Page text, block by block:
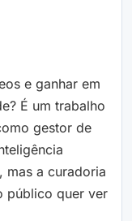
e ganhar em
É um trabalho
gestor de
mas a curadoria
público quer ver